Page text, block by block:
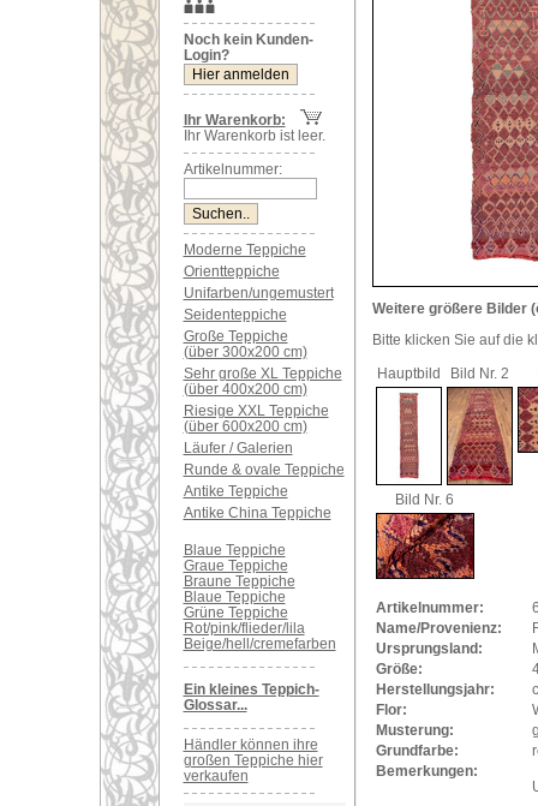
Noch kein Kunden-
Login?
Ihr Warenkorb:
Ihr Warenkorb ist leer.
Artikelnummer:
Moderne Teppiche
Orientteppiche
Unifarben/ungemustert
Seidenteppiche
Große Teppiche
(über 300x200 cm)
Sehr große XL Teppiche
(über 400x200 cm)
Riesige XXL Teppiche
(über 600x200 cm)
Läufer / Galerien
Runde & ovale Teppiche
Antike Teppiche
Antike China Teppiche
Blaue Teppiche
Graue Teppiche
Braune Teppiche
Blaue Teppiche
Grüne Teppiche
Rot/pink/flieder/lila
Beige/hell/cremefarben
Ein kleines Teppich-
Glossar...
Händler können ihre
großen Teppiche hier
verkaufen
Weitere größere Bilder
Bitte klicken Sie auf die
Hauptbild
Bild Nr. 2
Bild Nr. 6
Artikelnummer:
Name/Provenienz:
Ursprungsland:
Größe:
Herstellungsjahr:
Flor:
Musterung:
Grundfarbe:
Bemerkungen: